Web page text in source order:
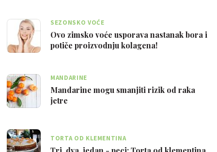
SEZONSKO VOĆE
Ovo zimsko voće usporava nastanak bora i
potiče proizvodnju kolagena!
MANDARINE
Mandarine mogu smanjiti rizik od raka
jetre
TORTA OD KLEMENTINA